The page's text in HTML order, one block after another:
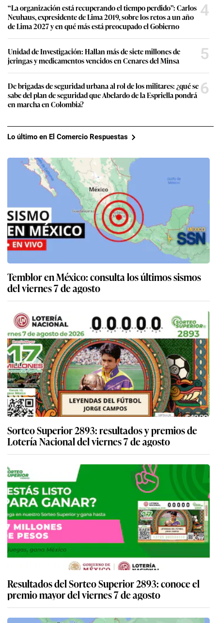
“La organización está recuperando el tiempo perdido”: Carlos
Neuhaus, expresidente de Lima 2019, sobre los retos a un año
de Lima 2027 y en qué más está preocupado el Gobierno
4
Unidad de Investigación: Hallan más de siete millones de
jeringas y medicamentos vencidos en Cenares del Minsa
5
De brigadas de seguridad urbana al rol de los militares: ¿qué se
sabe del plan de seguridad que Abelardo de la Espriella pondrá
en marcha en Colombia?
6
Lo último en El Comercio Respuestas
Temblor en México: consulta los últimos sismos
del viernes 7 de agosto
Sorteo Superior 2893: resultados y premios de
Lotería Nacional del viernes 7 de agosto
Resultados del Sorteo Superior 2893: conoce el
premio mayor del viernes 7 de agosto